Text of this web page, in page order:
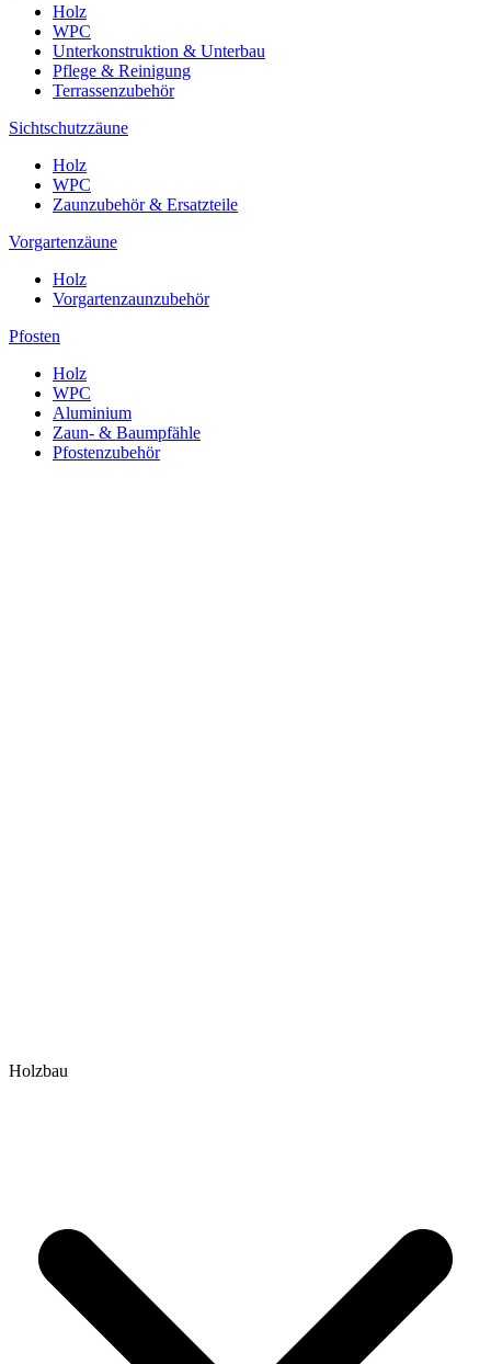
Holz
WPC
Unterkonstruktion & Unterbau
Pflege & Reinigung
Terrassenzubehör
Sichtschutzzäune
Holz
WPC
Zaunzubehör & Ersatzteile
Vorgartenzäune
Holz
Vorgartenzaunzubehör
Pfosten
Holz
WPC
Aluminium
Zaun- & Baumpfähle
Pfostenzubehör
Holzbau